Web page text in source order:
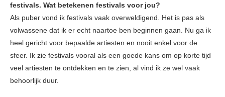
festivals. Wat betekenen festivals voor jou?
Als puber vond ik festivals vaak overweldigend. Het is pas als
volwassene dat ik er echt naartoe ben beginnen gaan. Nu ga ik
heel gericht voor bepaalde artiesten en nooit enkel voor de
sfeer. Ik zie festivals vooral als een goede kans om op korte tijd
veel artiesten te ontdekken en te zien, al vind ik ze wel vaak
behoorlijk duur.